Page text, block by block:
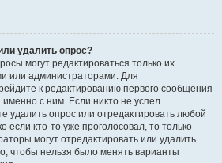
удалить опрос?
могут редактироваться только их
или администраторами. Для
к редактированию первого сообщения
именно с ним. Если никто не успел
удалить опрос или отредактировать любой
если кто-то уже проголосовал, то только
могут отредактировать или удалить
чтобы нельзя было менять варианты